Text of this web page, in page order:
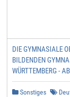
DIE GYMNASIALE
BILDENDEN
WÜRTTEMBERG -
Sonstiges